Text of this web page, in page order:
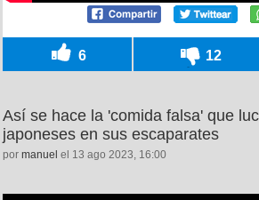
6 12
Así se hace la 'comida falsa' que
japoneses en sus escaparates
por manuel el 13 ago 2023, 16:00